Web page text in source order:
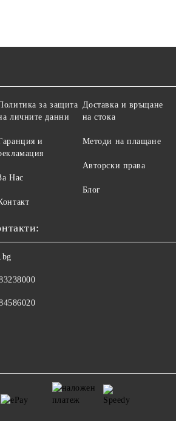
за защита
личните данни
и
Нас
Доставка и връщане
на стока
Методи на плащане
Авторски права
Блог